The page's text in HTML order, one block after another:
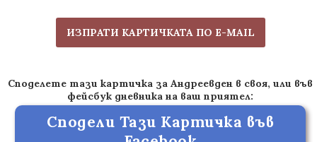
ИЗПРАТИ КАРТИЧКАТА ПО E-MAIL
Споделете тази картичка за Андреевден в своя, или във
фейсбук дневника на ваш приятел:
Сподели Тази Картичка във